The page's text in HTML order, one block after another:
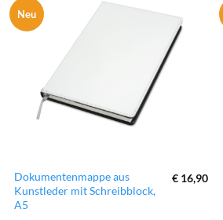
Neu
zur
Wunschliste
hinzufügen
Dokumentenmappe aus
Kunstleder mit Schreibblock,
A5
€ 16,90